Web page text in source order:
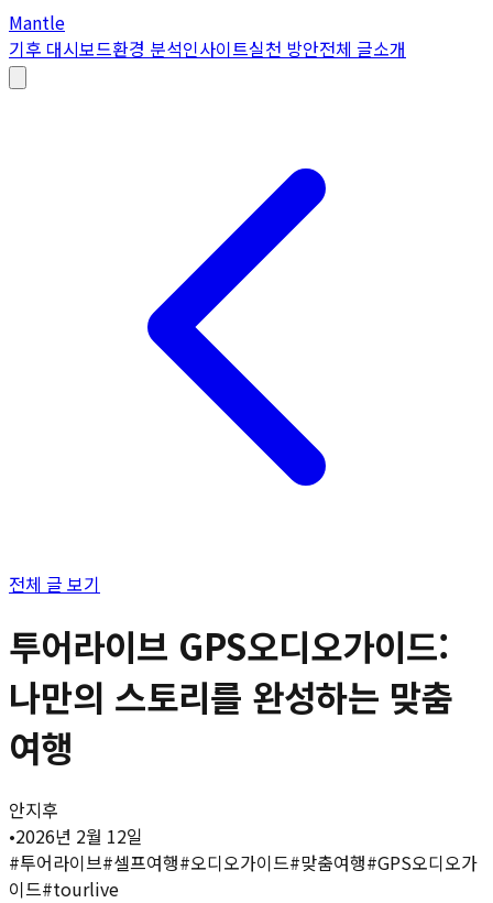
Mantle
기후 대시보드환경 분석인사이트실천 방안전체 글소개
전체 글 보기
투어라이브 GPS오디오가이드:
나만의 스토리를 완성하는 맞춤
여행
안지후
•2026년 2월 12일
#투어라이브#셀프여행#오디오가이드#맞춤여행#GPS오디오가
이드#tourlive